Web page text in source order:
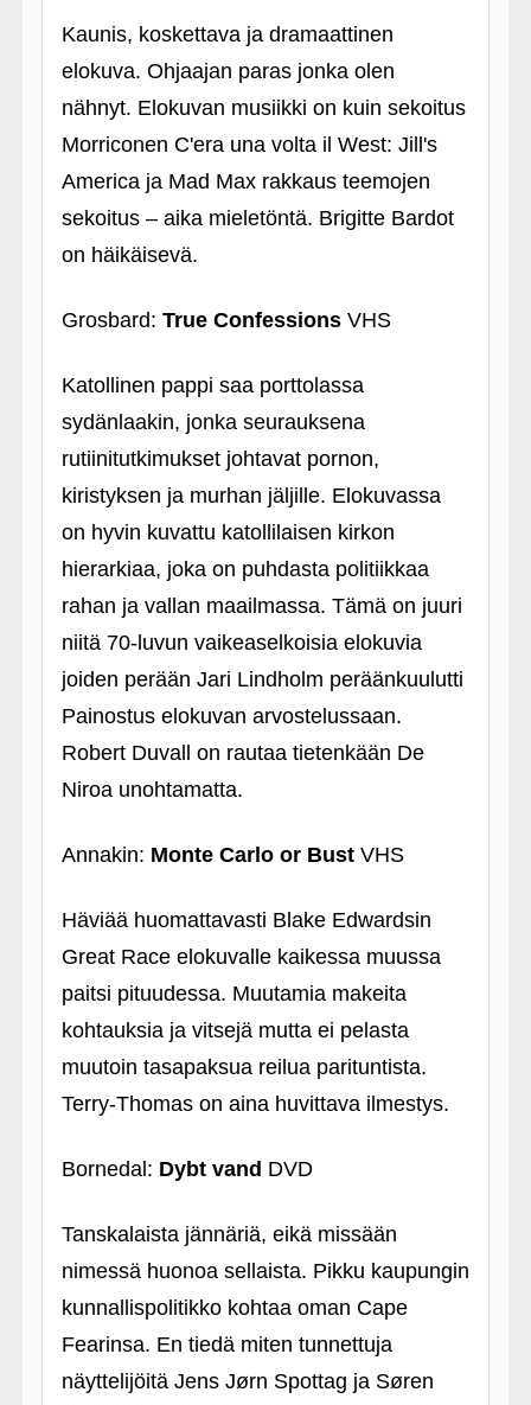
Kaunis, koskettava ja dramaattinen
elokuva. Ohjaajan paras jonka olen
nähnyt. Elokuvan musiikki on kuin sekoitus
Morriconen C'era una volta il West: Jill's
America ja Mad Max rakkaus teemojen
sekoitus – aika mieletöntä. Brigitte Bardot
on häikäisevä.
Grosbard: True Confessions VHS
Katollinen pappi saa porttolassa
sydänlaakin, jonka seurauksena
rutiinitutkimukset johtavat pornon,
kiristyksen ja murhan jäljille. Elokuvassa
on hyvin kuvattu katollilaisen kirkon
hierarkiaa, joka on puhdasta politiikkaa
rahan ja vallan maailmassa. Tämä on juuri
niitä 70-luvun vaikeaselkoisia elokuvia
joiden perään Jari Lindholm peräänkuulutti
Painostus elokuvan arvostelussaan.
Robert Duvall on rautaa tietenkään De
Niroa unohtamatta.
Annakin: Monte Carlo or Bust VHS
Häviää huomattavasti Blake Edwardsin
Great Race elokuvalle kaikessa muussa
paitsi pituudessa. Muutamia makeita
kohtauksia ja vitsejä mutta ei pelasta
muutoin tasapaksua reilua parituntista.
Terry-Thomas on aina huvittava ilmestys.
Bornedal: Dybt vand DVD
Tanskalaista jännäriä, eikä missään
nimessä huonoa sellaista. Pikku kaupungin
kunnallispolitikko kohtaa oman Cape
Fearinsa. En tiedä miten tunnettuja
näyttelijöitä Jens Jørn Spottag ja Søren